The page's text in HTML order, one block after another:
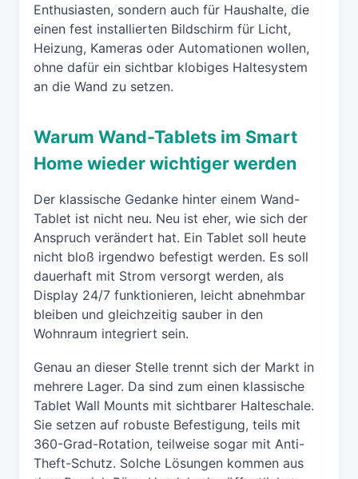
Enthusiasten, sondern auch für Haushalte, die
einen fest installierten Bildschirm für Licht,
Heizung, Kameras oder Automationen wollen,
ohne dafür ein sichtbar klobiges Haltesystem
an die Wand zu setzen.
Warum Wand-Tablets im Smart
Home wieder wichtiger werden
Der klassische Gedanke hinter einem Wand-
Tablet ist nicht neu. Neu ist eher, wie sich der
Anspruch verändert hat. Ein Tablet soll heute
nicht bloß irgendwo befestigt werden. Es soll
dauerhaft mit Strom versorgt werden, als
Display 24/7 funktionieren, leicht abnehmbar
bleiben und gleichzeitig sauber in den
Wohnraum integriert sein.
Genau an dieser Stelle trennt sich der Markt in
mehrere Lager. Da sind zum einen klassische
Tablet Wall Mounts mit sichtbarer Halteschale.
Sie setzen auf robuste Befestigung, teils mit
360-Grad-Rotation, teilweise sogar mit Anti-
Theft-Schutz. Solche Lösungen kommen aus